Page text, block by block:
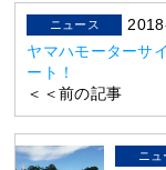
ニュース
ヤマハモーターサ
ート！
＜＜前の記事
ニュ